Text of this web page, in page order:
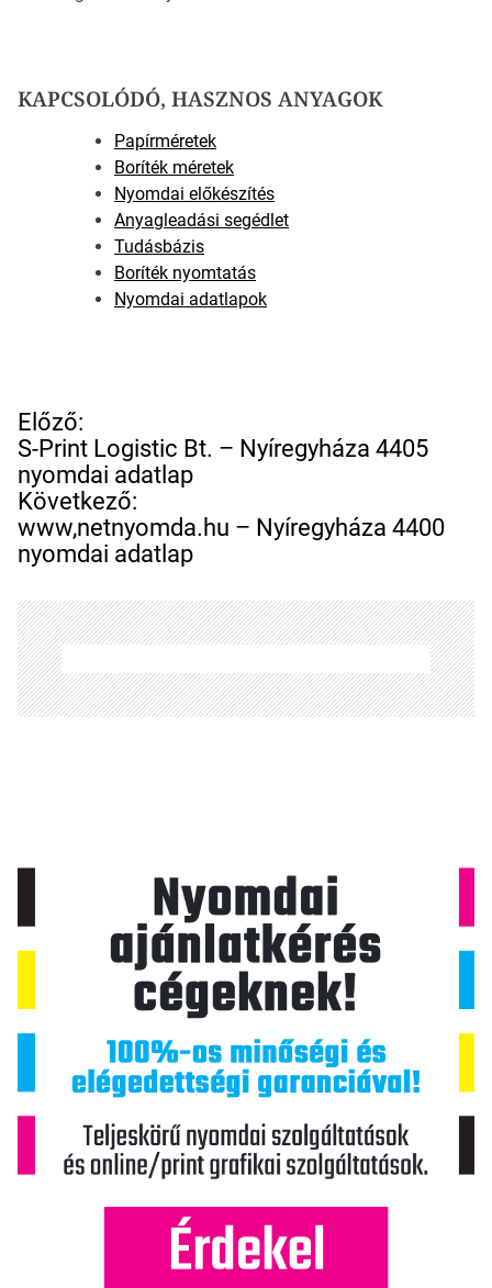
KAPCSOLÓDÓ, HASZNOS ANYAGOK
Papírméretek
Boríték méretek
Nyomdai előkészítés
Anyagleadási segédlet
Tudásbázis
Boríték nyomtatás
Nyomdai adatlapok
B
e
j
e
g
y
z
é
s
n
a
v
ó
Előző:
S-Print Logistic Bt. – Nyíregyháza 4405
nyomdai adatlap
Következő:
www,netnyomda.hu – Nyíregyháza 4400
nyomdai adatlap